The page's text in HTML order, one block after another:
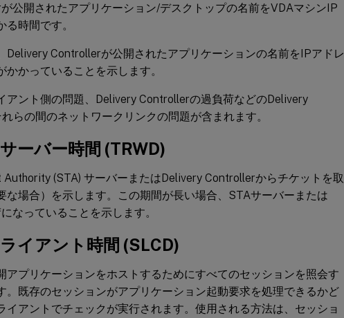
公開されたアプリケーション/デスクトップの名前をVDAマシンIP
時間です。
Delivery Controllerが公開されたアプリケーションの名前をIPアドレ
かっていることを示します。
アント側の問題、Delivery Controllerの過負荷などのDelivery
らの間のネットワークリンクの問題が含まれます。
ーバー時間 (TRWD)
(STA) サーバーまたはDelivery Controllerからチケットを取
な場合）を示します。この期間が長い場合、STAサーバーまたは
なっていることを示します。
イアント時間 (SLCD)
アプリケーションをホストするためにすべてのセッションを照会す
。既存のセッションがアプリケーション起動要求を処理できるかど
イアントでチェックが実行されます。使用される方法は、セッショ